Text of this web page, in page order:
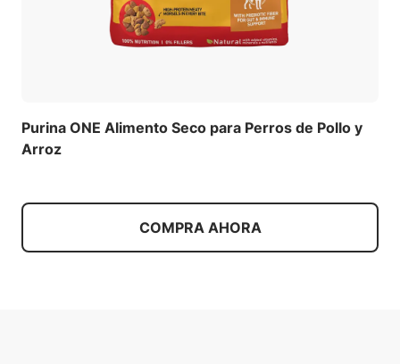
Purina ONE Alimento Seco para Perros de Pollo y
Arroz
COMPRA AHORA